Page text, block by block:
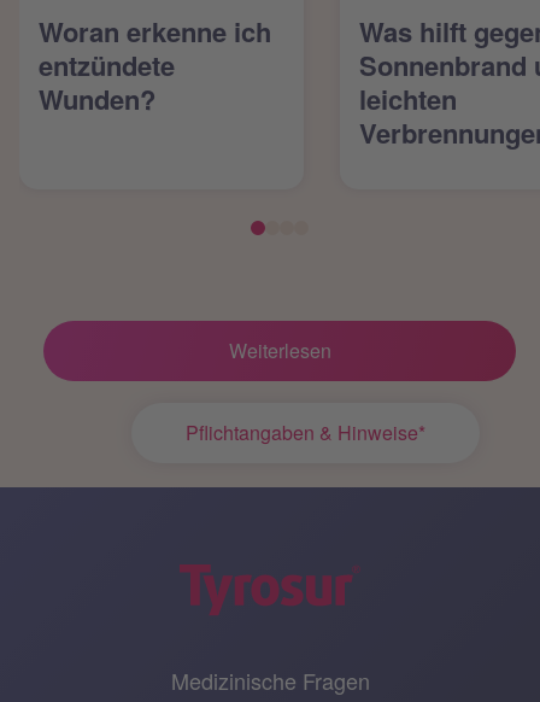
Woran erkenne ich
entzündete
Wunden?
Was hilft
Sonnenbrand
leichten
Weiterlesen
Pflichtangaben & Hinweise*
Medizinische Fragen